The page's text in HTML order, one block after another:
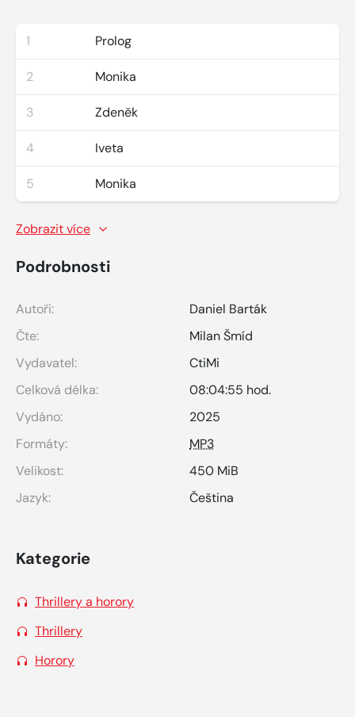
1 Prolog
2 Monika
3 Zdeněk
4 Iveta
5 Monika
Zobrazit více
Podrobnosti
Autoři:
Daniel Barták
Čte:
Milan Šmíd
Vydavatel:
CtiMi
Celková délka:
08:04:55 hod.
Vydáno:
2025
Formáty:
MP3
Velikost:
450 MiB
Jazyk:
Čeština
Kategorie
Thrillery a horory
Thrillery
Horory